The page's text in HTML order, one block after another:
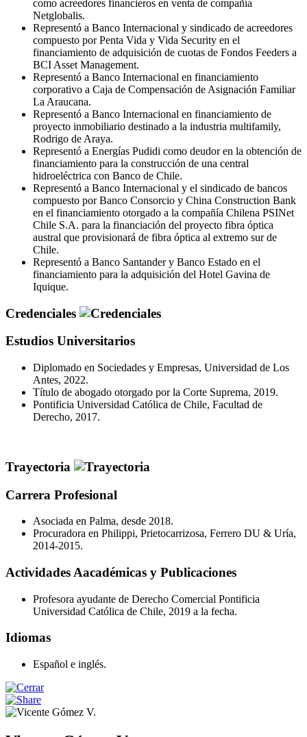
como acreedores financieros en venta de compañía
Netglobalis.
Representó a Banco Internacional y sindicado de acreedores
compuesto por Penta Vida y Vida Security en el
financiamiento de adquisición de cuotas de Fondos Feeders a
BCI Asset Management.
Representó a Banco Internacional en financiamiento
corporativo a Caja de Compensación de Asignación Familiar
La Araucana.
Representó a Banco Internacional en financiamiento de
proyecto inmobiliario destinado a la industria multifamily,
Rodrigo de Araya.
Representó a Energías Pudidi como deudor en la obtención de
financiamiento para la construcción de una central
hidroeléctrica con Banco de Chile.
Representó a Banco Internacional y el sindicado de bancos
compuesto por Banco Consorcio y China Construction Bank
en el financiamiento otorgado a la compañía Chilena PSINet
Chile S.A. para la financiación del proyecto fibra óptica
austral que provisionará de fibra óptica al extremo sur de
Chile.
Representó a Banco Santander y Banco Estado en el
financiamiento para la adquisición del Hotel Gavina de
Iquique.
Credenciales
Estudios Universitarios
Diplomado en Sociedades y Empresas, Universidad de Los
Antes, 2022.
Título de abogado otorgado por la Corte Suprema, 2019.
Pontificia Universidad Católica de Chile, Facultad de
Derecho, 2017.
Trayectoria
Carrera Profesional
Asociada en Palma, desde 2018.
Procuradora en Philippi, Prietocarrizosa, Ferrero DU & Uría,
2014-2015.
Actividades Aacadémicas y Publicaciones
Profesora ayudante de Derecho Comercial Pontificia
Universidad Católica de Chile, 2019 a la fecha.
Idiomas
Español e inglés.